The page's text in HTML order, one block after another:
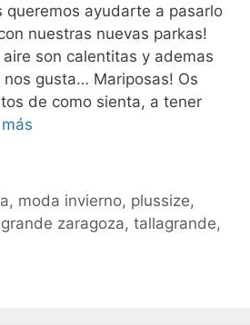
queremos ayudarte a pasarlo
nuestras nuevas parkas!
son calentitas y ademas
gusta… Mariposas! Os
de como sienta, a tener
nota
el
, moda invierno, plussize,
zaragoza, tallagrande,